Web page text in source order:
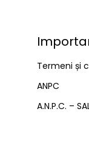
Termeni și
ANPC
A.N.P.C. –